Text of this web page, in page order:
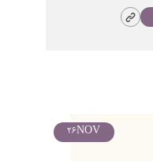
NOV
26